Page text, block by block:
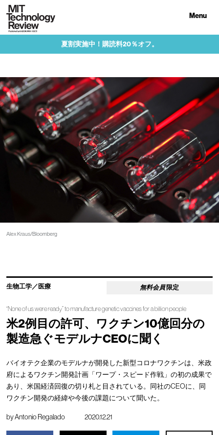
Menu
夏割実施中！購読料20％オフ。
Alex Kraus/Bloomberg
生物工学／医療 無料会員 限定
“None of us were ready” to manufacture genetic vaccines for a billion people
米2例目の許可、ワクチン10億回分の
製造急ぐモデルナCEOに聞く
バイオテク企業のモデルナが開発した新型コロナワクチンは、米政
府によるワクチン開発計画「ワープ・スピード作戦」の初の成果で
あり、米国経済回復の切り札と目されている。同社のCEOに、同
ワクチン開発の経緯や今後の課題について聞いた。
byAntonio Regalado 2020.12.21